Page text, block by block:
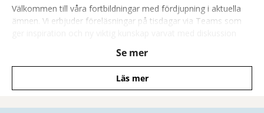
Välkommen till våra fortbildningar med fördjupning i aktuella
ämnen. Vi erbjuder föreläsningar på tisdagar via Teams som
Se mer
Läs mer